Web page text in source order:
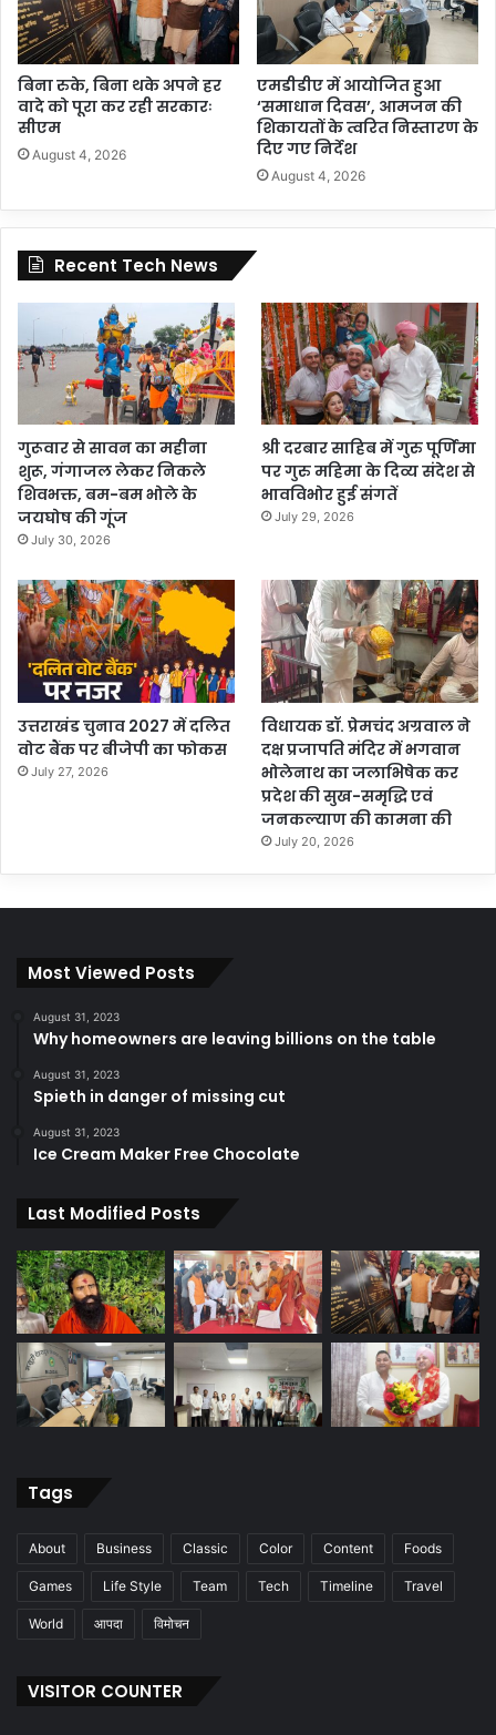
बिना रुके, बिना थके अपने हर
वादे को पूरा कर रही सरकारः
सीएम
August 4, 2026
एमडीडीए में आयोजित हुआ
‘समाधान दिवस’, आमजन की
शिकायतों के त्वरित निस्तारण के
दिए गए निर्देश
August 4, 2026
Recent Tech News
गुरूवार से सावन का महीना
शुरू, गंगाजल लेकर निकले
शिवभक्त, बम-बम भोले के
जयघोष की गूंज
July 30, 2026
श्री दरबार साहिब में गुरु पूर्णिमा
पर गुरु महिमा के दिव्य संदेश से
भावविभोर हुई संगतें
July 29, 2026
उत्तराखंड चुनाव 2027 में दलित
वोट बैंक पर बीजेपी का फोकस
July 27, 2026
विधायक डॉ. प्रेमचंद अग्रवाल ने
दक्ष प्रजापति मंदिर में भगवान
भोलेनाथ का जलाभिषेक कर
प्रदेश की सुख-समृद्धि एवं
जनकल्याण की कामना की
July 20, 2026
Most Viewed Posts
August 31, 2023
Why homeowners are leaving billions on the table
August 31, 2023
Spieth in danger of missing cut
August 31, 2023
Ice Cream Maker Free Chocolate
Last Modified Posts
Tags
About Business Classic Color Content Foods
Games Life Style Team Tech Timeline Travel
World आपदा विमोचन
VISITOR COUNTER